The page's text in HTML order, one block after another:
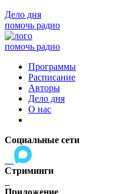
Дело дня
помочь радио
помочь радио
Программы
Расписание
Авторы
Дело дня
О нас
Социальные сети
Стриминги
Приложение